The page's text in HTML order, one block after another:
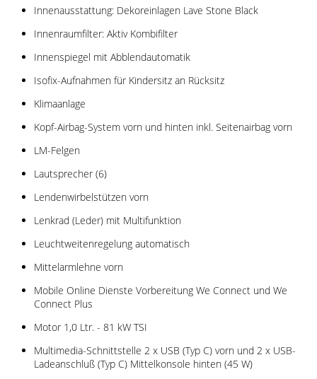
Innenausstattung: Dekoreinlagen Lave Stone Black
Innenraumfilter: Aktiv Kombifilter
Innenspiegel mit Abblendautomatik
Isofix-Aufnahmen für Kindersitz an Rücksitz
Klimaanlage
Kopf-Airbag-System vorn und hinten inkl. Seitenairbag vorn
LM-Felgen
Lautsprecher (6)
Lendenwirbelstützen vorn
Lenkrad (Leder) mit Multifunktion
Leuchtweitenregelung automatisch
Mittelarmlehne vorn
Mobile Online Dienste Vorbereitung We Connect und We
Connect Plus
Motor 1,0 Ltr. - 81 kW TSI
Multimedia-Schnittstelle 2 x USB (Typ C) vorn und 2 x USB-
Ladeanschluß (Typ C) Mittelkonsole hinten (45 W)